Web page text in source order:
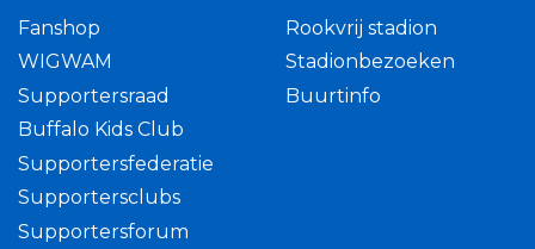
Fanshop
WIGWAM
Supportersraad
Buffalo Kids Club
Supportersfederatie
Supportersclubs
Supportersforum
Rookvrij stadion
Stadionbezoeken
Buurtinfo